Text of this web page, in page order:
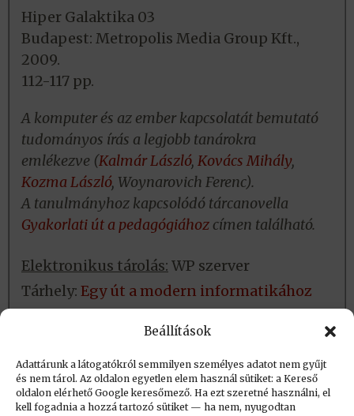
Beállítások
Adattárunk a látogatókról semmilyen személyes adatot nem gyűjt
és nem tárol. Az oldalon egyetlen elem használ sütiket: a Kereső
oldalon elérhető Google keresőmező. Ha ezt szeretné használni, el
kell fogadnia a hozzá tartozó sütiket — ha nem, nyugodtan
Hiper Galaktika 03
Budapest: Metropolis Media Group Kft.,
2009.
112-117 pp.
A komputer és az ember kapcsolatát bemutató
tudományos írás a legjobb tanárokra
emlékezve (Kalmár László, Kovács Mihály,
Kozma László, Woynarovich Ferenc).
A tanulmányhoz kapcsolódó tárcanovella
Gyakorlati út a pedagógiához címen található.
Elektronikus tárolás: WP szerver
Tárhely: Egy út a modern informatikához
Helye: NJSZT
Létrehozva: 2021.07.27. 12:54